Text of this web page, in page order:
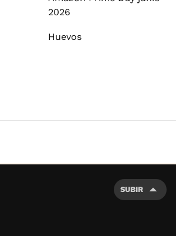
2026
Huevos
SUBIR